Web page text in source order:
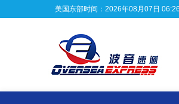
美国东部时间：2026年08月07日